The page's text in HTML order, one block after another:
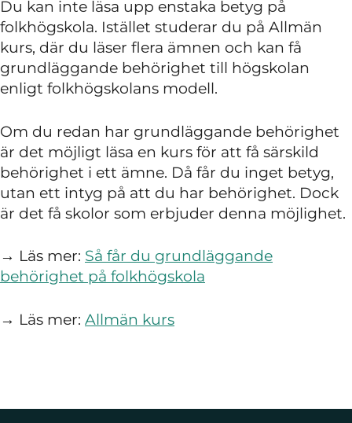
Du kan inte läsa upp enstaka betyg på
folkhögskola. Istället studerar du på Allmän
kurs, där du läser flera ämnen och kan få
grundläggande behörighet till högskolan
enligt folkhögskolans modell.
Om du redan har grundläggande behörighet
är det möjligt läsa en kurs för att få särskild
behörighet i ett ämne. Då får du inget betyg,
utan ett intyg på att du har behörighet. Dock
är det få skolor som erbjuder denna möjlighet.
→ Läs mer: Så får du grundläggande
behörighet på folkhögskola
→ Läs mer: Allmän kurs